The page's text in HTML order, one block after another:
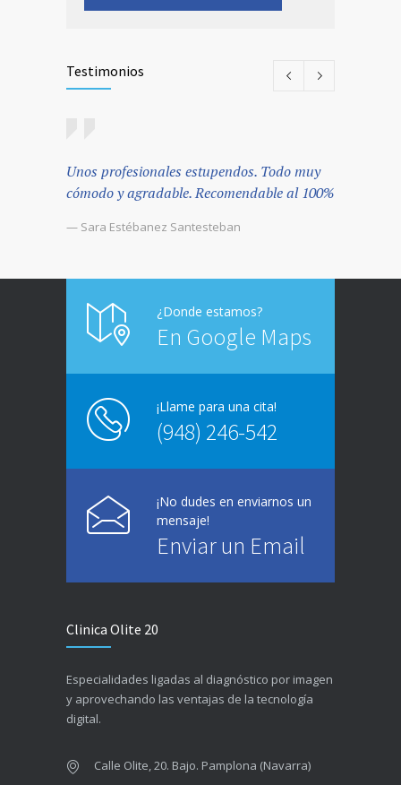
Testimonios
Unos profesionales estupendos. Todo muy
cómodo y agradable. Recomendable al 100%
— Sara Estébanez Santesteban
¿Donde estamos?
En Google Maps
¡Llame para una cita!
(948) 246-542
¡No dudes en enviarnos un
mensaje!
Enviar un Email
Clinica Olite 20
Especialidades ligadas al diagnóstico por imagen
y aprovechando las ventajas de la tecnología
digital.
Calle Olite, 20. Bajo. Pamplona (Navarra)